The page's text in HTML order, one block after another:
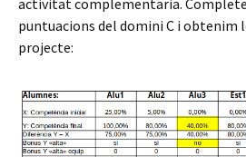
puntuacions del domini C i obtenim
projecte: